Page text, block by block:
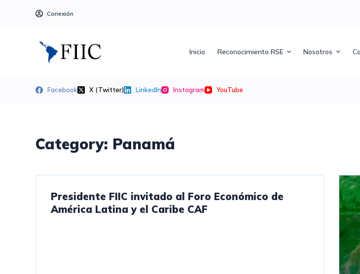
Conexión
Inicio Reconocimiento RSE Nosotros
Facebook X (Twitter) LinkedIn Instagram YouTube
Category: Panamá
Presidente FIIC invitado al Foro Económico de
América Latina y el Caribe CAF